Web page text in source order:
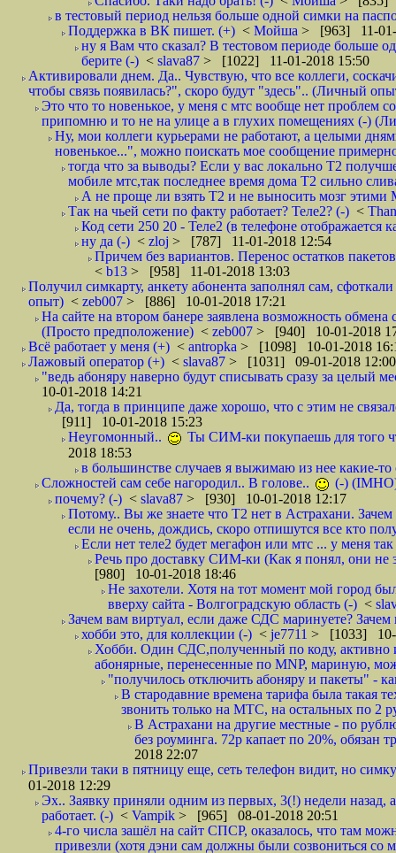
в тестовый период нельзя больше одной симки на
Поддержка в ВК пишет. (+) < Мойша > [963] 11-01-
ну я Вам что сказал? В тестовом периоде больше
берите (-) < slava87 > [1022] 11-01-2018 15:50
Активировали днем. Да.. Чувствую, что все коллеги,
чтобы связь появилась?", скоро будут "здесь".. (Личный
Это что то новенькое, у меня с мтс вообще нет проблем
припомню и то не на улице а в глухих помещениях (-)
Ну, мои коллеги курьерами не работают, а целыми
новенькое...", можно поискать мое сообщение
тогда что за выводы? Если у вас локально Т2
мобиле мтс,так последнее время дома Т2 сильно
А не проще ли взять Т2 и не выносить мозг
Так на чьей сети по факту работает? Теле2? (-) <
Код сети 250 20 - Теле2 (в телефоне отображается
ну да (-) < zloj > [787] 11-01-2018 12:54
Причем без вариантов. Перенос остатков
< b13 > [958] 11-01-2018 13:03
Получил симкарту, анкету абонента заполнял сам,
опыт) < zeb007 > [886] 10-01-2018 17:21
На сайте на втором банере заявлена возможность
(Просто предположение) < zeb007 > [940] 10-01-2018
Всё работает у меня (+) < antropka > [1098] 10-01-2018
Лажовый оператор (+) < slava87 > [1031] 09-01-2018 12:00
"ведь абоняру наверно будут списывать сразу за целый
10-01-2018 14:21
Да, тогда в принципе даже хорошо, что с этим не
[911] 10-01-2018 15:23
Неугомонный..
Ты СИМ-ки покупаешь для того
2018 18:53
в большинстве случаев я выжимаю из нее какие-то
Сложностей сам себе нагородил.. В голове..
(-)
почему? (-) < slava87 > [930] 10-01-2018 12:17
Потому.. Вы же знаете что Т2 нет в Астрахани.
если не очень, дождись, скоро отпишутся все кто
Если нет теле2 будет мегафон или мтс ... у меня
Речь про доставку СИМ-ки (Как я понял, они не
[980] 10-01-2018 18:46
Не захотели. Хотя на тот момент мой город
вверху сайта - Волгоградскую область (-) <
Зачем вам виртуал, если даже СДС маринуете?
хобби это, для коллекции (-) < je7711 > [1033] 10-
Хобби. Один СДС,полученный по коду, активно
абонярные, перенесенные по MNP, мариную,
"получилось отключить абоняру и пакеты" -
В стародавние времена тарифа была такая
звонить только на МТС, на остальных по 2
В Астрахани на другие местные - по
без роуминга. 72р капает по 20%, обязан
2018 22:07
Привезли таки в пятницу еще, сеть телефон видит, но
01-2018 12:29
Эх.. Заявку приняли одним из первых, 3(!) недели назад,
работает. (-) < Vampik > [965] 08-01-2018 20:51
4-го числа зашёл на сайт СПСР, оказалось, что там
привезли (хотя дэни сам должны были созвониться со